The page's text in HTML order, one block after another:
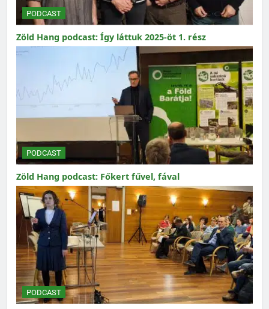
PODCAST
Zöld Hang podcast: Így láttuk 2025-öt 1. rész
PODCAST
Zöld Hang podcast: Főkert fűvel, fával
PODCAST